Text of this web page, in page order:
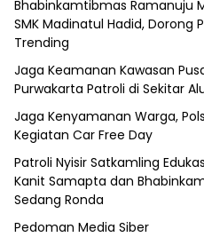
Bhabinkamtibmas Ramanuju
SMK Madinatul Hadid, Dorong
Trending
Jaga Keamanan Kawasan
Purwakarta Patroli di Sekitar
Jaga Kenyamanan Warga,
Kegiatan Car Free Day
Patroli Nyisir Satkamling
Kanit Samapta dan
Sedang Ronda
Pedoman Media Siber